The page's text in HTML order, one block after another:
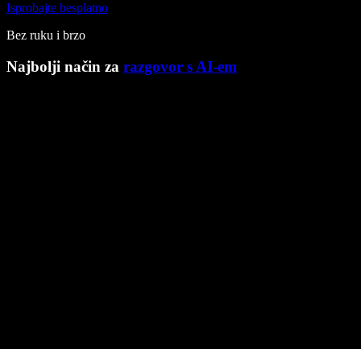
Isprobajte besplatno
Bez ruku i brzo
Najbolji način za razgovor s AI-em